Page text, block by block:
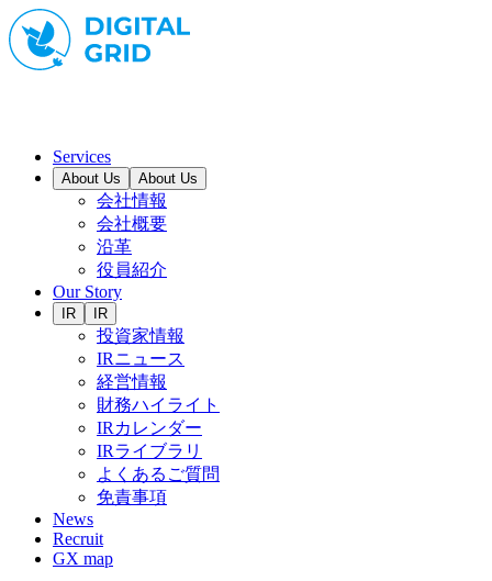
Services
About Us About Us
会社情報
会社概要
沿革
役員紹介
Our Story
IR IR
投資家情報
IRニュース
経営情報
財務ハイライト
IRカレンダー
IRライブラリ
よくあるご質問
免責事項
News
Recruit
GX map